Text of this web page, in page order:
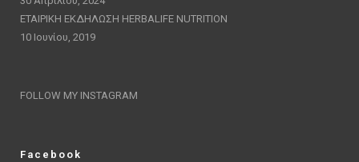
ΕΤΑΙΡΙΚΗ ΕΚΔΗΛΩΣΗ HERBALIFE NUTRITION
10 Ιουνίου, 2019
FOLLOW MY INSTAGRAM
Facebook